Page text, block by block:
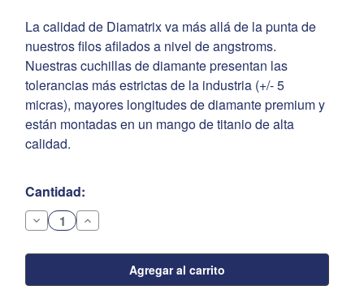
La calidad de Diamatrix va más allá de la punta de
nuestros filos afilados a nivel de angstroms.
Nuestras cuchillas de diamante presentan las
tolerancias más estrictas de la industria (+/- 5
micras), mayores longitudes de diamante premium y
están montadas en un mango de titanio de alta
calidad.
Existencias
actuales:
Cantidad:
Disminuir
la
de
Aumentar
la
de
Cuchilletes